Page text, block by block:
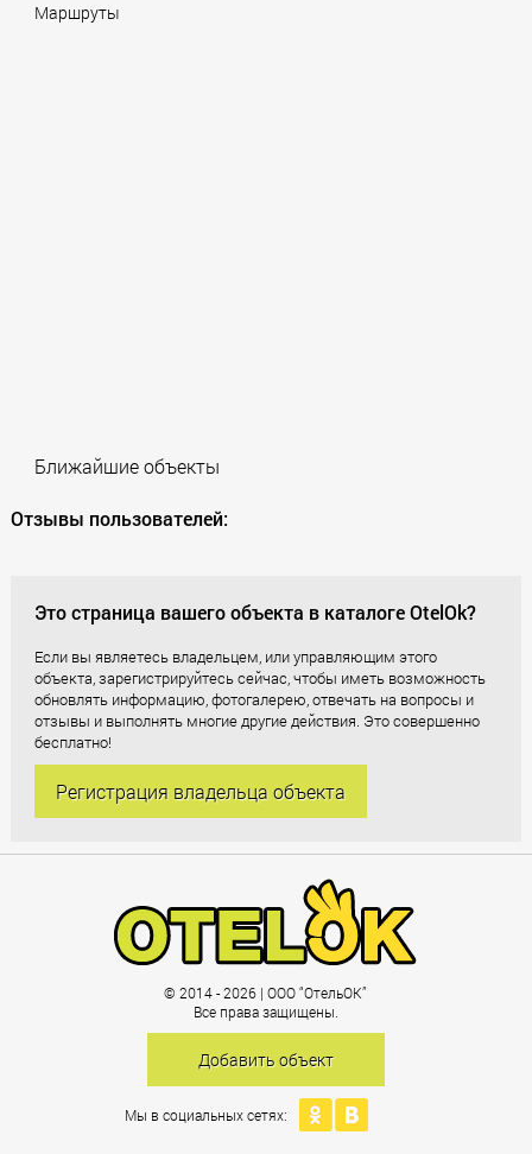
Маршруты
Ближайшие объекты
Отзывы пользователей:
Это страница вашего объекта в каталоге OtelOk?
Если вы являетесь владельцем, или управляющим этого
объекта, зарегистрируйтесь сейчас, чтобы иметь возможность
обновлять информацию, фотогалерею, отвечать на вопросы и
отзывы и выполнять многие другие действия. Это совершенно
бесплатно!
Регистрация владельца объекта
© 2014 - 2026 | ООО “ОтельОК”
Все права защищены.
Добавить объект
Мы в социальных сетях: